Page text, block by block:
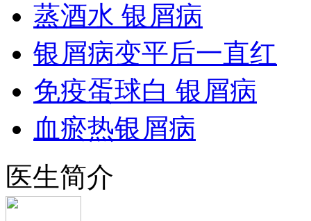
蒸酒水 银屑病
银屑病变平后一直红
免疫蛋球白 银屑病
血瘀热银屑病
医生简介